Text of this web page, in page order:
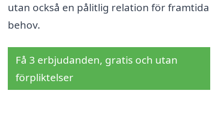
utan också en pålitlig relation för framtida
behov.
Få 3 erbjudanden, gratis och utan
förpliktelser